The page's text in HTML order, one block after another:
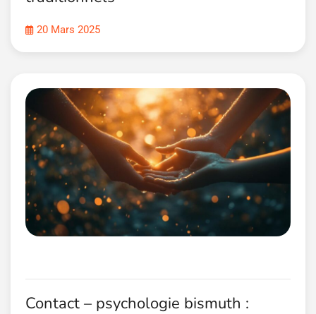
20 Mars 2025
Contact – psychologie bismuth :